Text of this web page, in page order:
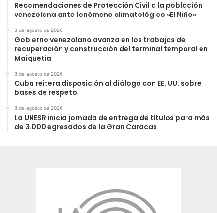
Recomendaciones de Protección Civil a la población
venezolana ante fenómeno climatológico «El Niño»
8 de agosto de 2026
Gobierno venezolano avanza en los trabajos de
recuperación y construcción del terminal temporal en
Maiquetía
8 de agosto de 2026
Cuba reitera disposición al diálogo con EE. UU. sobre
bases de respeto
8 de agosto de 2026
La UNESR inicia jornada de entrega de títulos para más
de 3.000 egresados de la Gran Caracas